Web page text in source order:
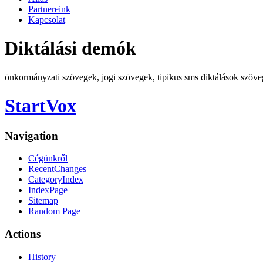
Partnereink
Kapcsolat
Diktálási demók
önkormányzati szövegek, jogi szövegek, tipikus sms diktálások
StartVox
Navigation
Cégünkről
RecentChanges
CategoryIndex
IndexPage
Sitemap
Random Page
Actions
History